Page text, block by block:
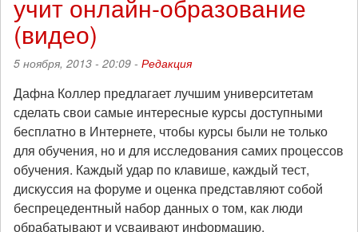
учит онлайн-образование
(видео)
5 ноября, 2013 - 20:09 - Редакция
Дафна Коллер предлагает лучшим университетам
сделать свои самые интересные курсы доступными
бесплатно в Интернете, чтобы курсы были не только
для обучения, но и для исследования самих процессов
обучения. Каждый удар по клавише, каждый тест,
дискуссия на форуме и оценка представляют собой
беспрецедентный набор данных о том, как люди
обрабатывают и усваивают информацию.